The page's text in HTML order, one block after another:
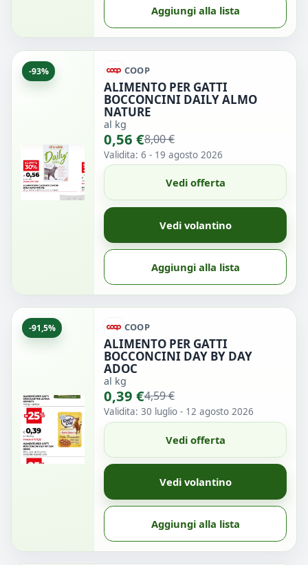
Aggiungi alla lista
-93% COOP
ALIMENTO PER GATTI
BOCCONCINI DAILY ALMO
NATURE
al kg
0,56 €8,00 €
Validita: 6 - 19 agosto 2026
Vedi offerta
Vedi volantino
Aggiungi alla lista
-91,5% COOP
ALIMENTO PER GATTI
BOCCONCINI DAY BY DAY
ADOC
al kg
0,39 €4,59 €
Validita: 30 luglio - 12 agosto 2026
Vedi offerta
Vedi volantino
Aggiungi alla lista